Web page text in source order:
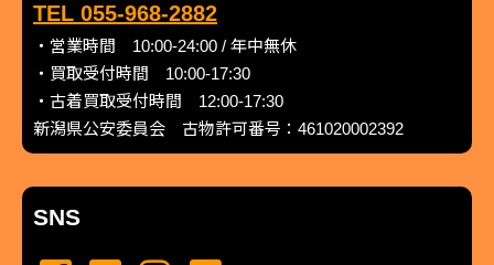
TEL 055-968-2882
・営業時間 10:00-24:00 / 年中無休
・買取受付時間 10:00-17:30
・古着買取受付時間 12:00-17:30
新潟県公安委員会 古物許可番号：461020002392
SNS